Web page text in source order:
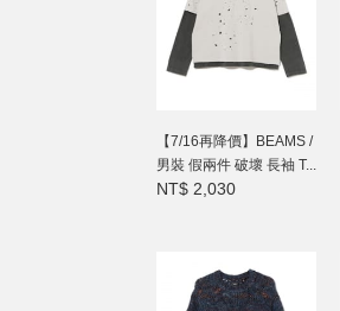
【7/16再降價】BEAMS /
男裝 假兩件 破壞 長袖 T...
NT$ 2,030